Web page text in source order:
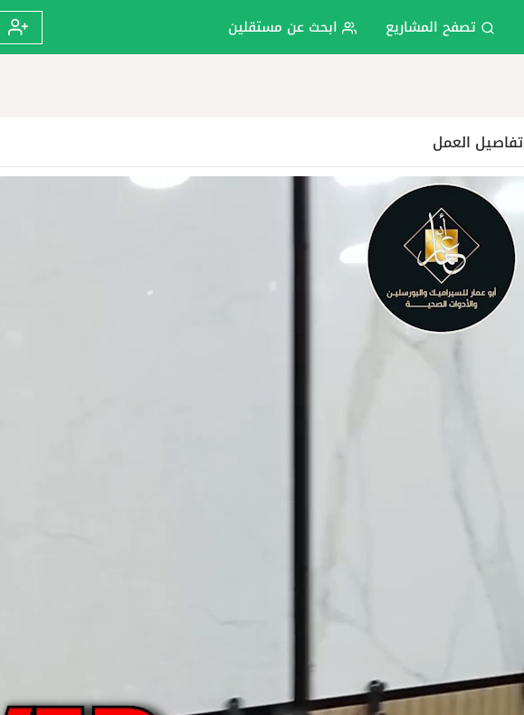
تصفح المشاريع ابحث عن مستقلين
تفاصيل العمل